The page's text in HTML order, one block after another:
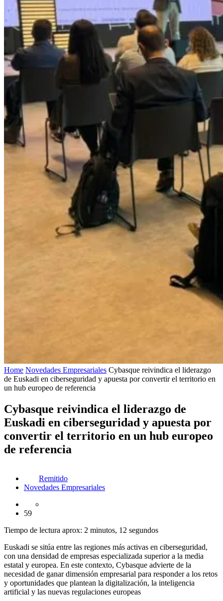
Home Novedades Empresariales Cybasque reivindica el liderazgo
de Euskadi en ciberseguridad y apuesta por convertir el territorio en
un hub europeo de referencia
Cybasque reivindica el liderazgo de
Euskadi en ciberseguridad y apuesta por
convertir el territorio en un hub europeo
de referencia
Remitido
Novedades Empresariales
59
Tiempo de lectura aprox: 2 minutos, 12 segundos
Euskadi se sitúa entre las regiones más activas en ciberseguridad,
con una densidad de empresas especializada superior a la media
estatal y europea. En este contexto, Cybasque advierte de la
necesidad de ganar dimensión empresarial para responder a los retos
y oportunidades que plantean la digitalización, la inteligencia
artificial y las nuevas regulaciones europeas